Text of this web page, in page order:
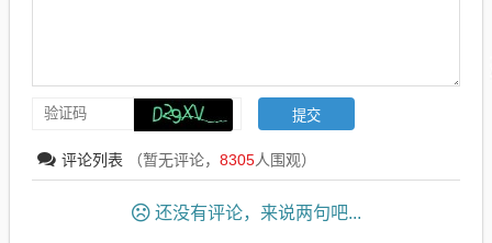
评论列表 （暂无评论， 8305人围观）
还没有评论，来说两句吧...